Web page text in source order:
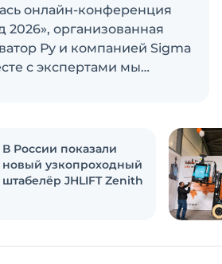
онлайн-конференция
2026», организованная
Ру и компанией Sigma
с экспертами мы
спрос на складскую
и дизельными
важные изменения
и многое другое
В России показали
новый узкопроходный
штабелёр JHLIFT Zenith